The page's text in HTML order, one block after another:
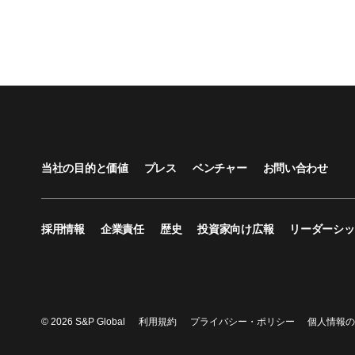
当社の目的と価値 プレス ベンチャー お問い合わせ
採用情報 企業責任 歴史 投資家向け広報 リーダーシ
© 2026 S&P Global 利用規約 プライバシー・ポリシー 個人情報